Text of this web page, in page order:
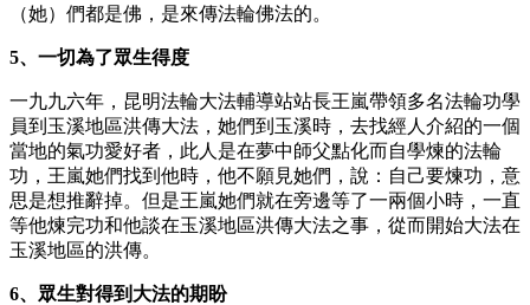
（她）們都是佛，是來傳法輪佛法的。
5、一切為了眾生得度
一九九六年，昆明法輪大法輔導站站長王嵐帶領多名法輪功學
員到玉溪地區洪傳大法，她們到玉溪時，去找經人介紹的一個
當地的氣功愛好者，此人是在夢中師父點化而自學煉的法輪
功，王嵐她們找到他時，他不願見她們，說：自己要煉功，意
思是想推辭掉。但是王嵐她們就在旁邊等了一兩個小時，一直
等他煉完功和他談在玉溪地區洪傳大法之事，從而開始大法在
玉溪地區的洪傳。
6、眾生對得到大法的期盼